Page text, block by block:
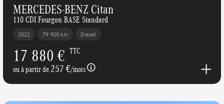
MERCEDES-BENZ Citan
110 CDI Fourgon BASE Standard
2022 79 900 km Diesel
17 880 € TTC
ou à partir de257 €/mois